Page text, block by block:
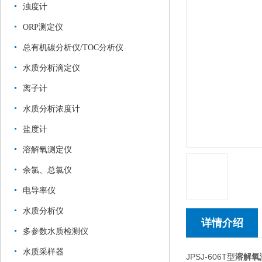
浊度计
ORP测定仪
总有机碳分析仪/TOC分析仪
水质分析滴定仪
离子计
水质分析浓度计
盐度计
溶解氧测定仪
余氯、总氯仪
电导率仪
水质分析仪
多参数水质检测仪
水质采样器
详情介绍
JPSJ-606T型溶解氧